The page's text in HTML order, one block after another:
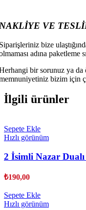
VE
bize
adına paketleme
bir sorunuz ya da
bizim için
İlgili ürünler
Sepete Ekle
Hızlı görünüm
2 İsimli Nazar
₺190,00
Sepete Ekle
Hızlı görünüm